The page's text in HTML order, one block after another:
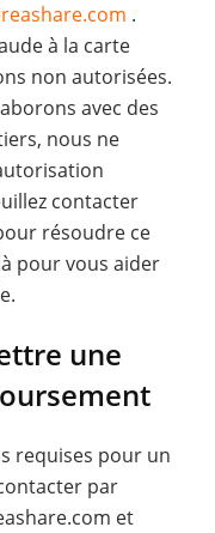
.
à la carte
non autorisées.
avec des
nous ne
contacter
résoudre ce
pour vous aider
une
requises pour un
par
et